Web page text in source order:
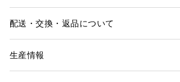
配送・交換・返品について
生産情報